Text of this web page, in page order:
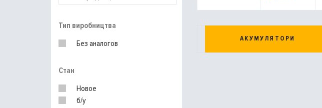
Тип виробництва
Без аналогов
Стан
Новое
б/у
АКУМУЛЯТОРИ